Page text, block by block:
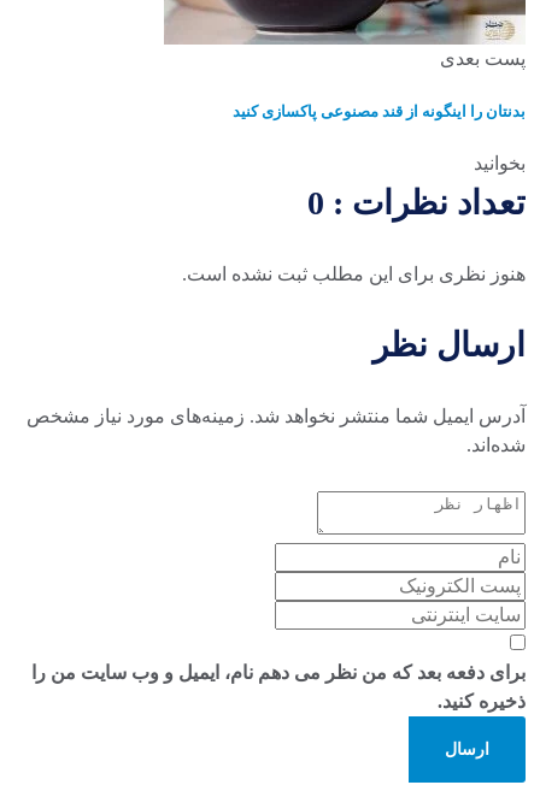
پست بعدی
بدنتان را اینگونه از قند مصنوعی پاکسازی کنید
بخوانید
تعداد نظرات : 0
هنوز نظری برای این مطلب ثبت نشده است.
ارسال نظر
آدرس ایمیل شما منتشر نخواهد شد. زمینه‌های مورد نیاز مشخص
شده‌اند.
برای دفعه بعد که من نظر می دهم نام، ایمیل و وب سایت من را
ذخیره کنید.
ارسال